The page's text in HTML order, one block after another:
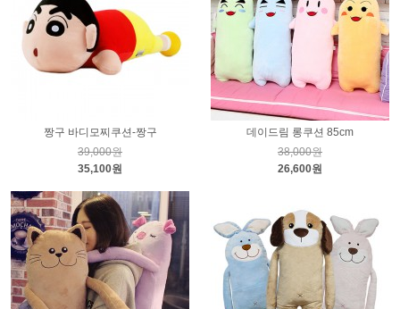
짱구 바디모찌쿠션-짱구
39,000원
35,100원
데이드림 롱쿠션 85cm
38,000원
26,600원